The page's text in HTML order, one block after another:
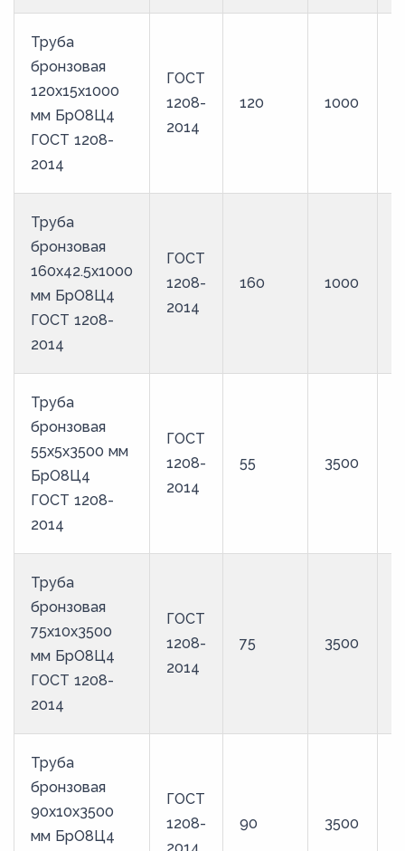
Труба
бронзовая
120х15х1000
мм БрО8Ц4
ГОСТ 1208-
2014
ГОСТ
1208-
2014
120 1000
Труба
бронзовая
160х42.5х1000
мм БрО8Ц4
ГОСТ 1208-
2014
ГОСТ
1208-
2014
160 1000
Труба
бронзовая
55х5х3500 мм
БрО8Ц4
ГОСТ 1208-
2014
ГОСТ
1208-
2014
55 3500
Труба
бронзовая
75х10х3500
мм БрО8Ц4
ГОСТ 1208-
2014
ГОСТ
1208-
2014
75 3500
Труба
бронзовая
90х10х3500
мм БрО8Ц4
ГОСТ
1208-
90 3500